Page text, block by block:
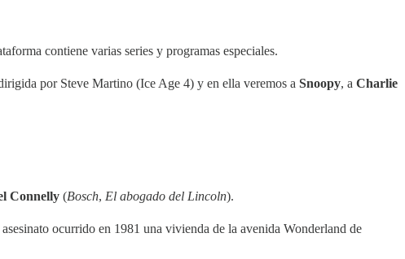
contiene varias series y programas especiales.
por Steve Martino (Ice Age 4) y en ella veremos a Snoopy, a Charlie
Connelly (Bosch, El abogado del Lincoln).
ocurrido en 1981 una vivienda de la avenida Wonderland de